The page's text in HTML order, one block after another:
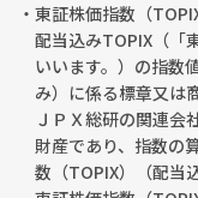
・東証株価指数（
配当込みTOPIX（「
いいます。）の指数
み）に係る標章又は
ＪＰＸ総研の関連会
財産であり、指数の
数（TOPIX）（配当